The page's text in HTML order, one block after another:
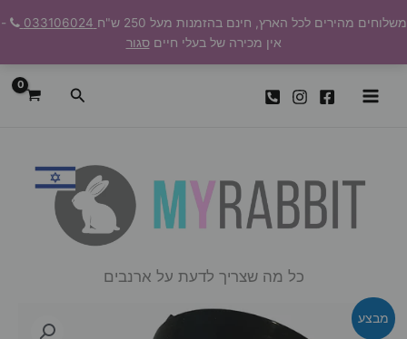
לתוכן
משלוחים מהירים לכל הארץ, חינם בהזמנות מעל 250 ש"ח
-
אין מכירה של בעלי חייםסגור
חיפוש
כל מה שצריך לדעת על ארנבים
מבצע